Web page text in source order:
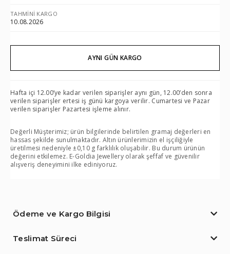
TAHMINI KARGO
10.08.2026
AYNI GÜN KARGO
Hafta içi 12.00’ye kadar verilen siparişler aynı gün, 12.00’den sonra
verilen siparişler ertesi iş günü kargoya verilir. Cumartesi ve Pazar
verilen siparişler Pazartesi işleme alınır.
Değerli Müşterimiz; ürün bilgilerinde belirtilen gramaj değerleri en
hassas şekilde sunulmaktadır. Altın ürünlerimizin el işçiliğiyle
üretilmesi nedeniyle ±0,10 g farklılık oluşabilir. Bu durum ürünün
değerini etkilemez. E-Goldia Jewellery olarak şeffaf ve güvenilir
alışveriş deneyimini ilke ediniyoruz.
Ödeme ve Kargo Bilgisi
Teslimat Süreci